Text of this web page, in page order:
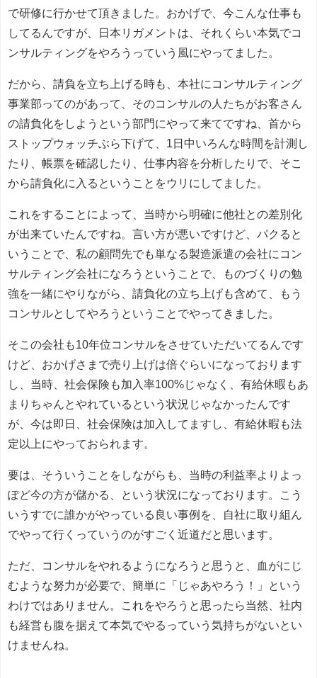
で研修に行かせて頂きました。おかげで、今こんな仕事も
してるんですが、日本リガメントは、それくらい本気でコ
ンサルティングをやろうっていう風にやってました。
だから、請負を立ち上げる時も、本社にコンサルティング
事業部ってのがあって、そのコンサルの人たちがお客さん
の請負化をしようという部門にやって来てですね、首から
ストップウォッチぶら下げて、1日中いろんな時間を計測し
たり、帳票を確認したり、仕事内容を分析したりで、そこ
から請負化に入るということをウリにしてました。
これをすることによって、当時から明確に他社との差別化
が出来ていたんですね。言い方が悪いですけど、パクると
いうことで、私の顧問先でも単なる製造派遣の会社にコン
サルティング会社になろうということで、ものづくりの勉
強を一緒にやりながら、請負化の立ち上げも含めて、もう
コンサルとしてやろうということでやってきました。
そこの会社も10年位コンサルをさせていただいてるんです
けど、おかげさまで売り上げは倍ぐらいになっております
し、当時、社会保険も加入率100%じゃなく、有給休暇もあ
まりちゃんとやれているという状況じゃなかったんです
が、今は即日、社会保険は加入してますし、有給休暇も法
定以上にやっておられます。
要は、そういうことをしながらも、当時の利益率よりよっ
ぽど今の方が儲かる、という状況になっております。こう
いうすでに誰かがやっている良い事例を、自社に取り組ん
でやって行くっていうのがすごく近道だと思います。
ただ、コンサルをやれるようになろうと思うと、血がにじ
むような努力が必要で、簡単に「じゃあやろう！」という
わけではありません。これをやろうと思ったら当然、社内
も経営も腹を据えて本気でやるっていう気持ちがないとい
けませんね。